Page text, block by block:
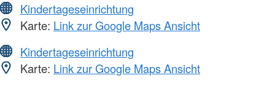
Kindertageseinrichtung
Karte: Link zur Google Maps Ansicht
Kindertageseinrichtung
Karte: Link zur Google Maps Ansicht